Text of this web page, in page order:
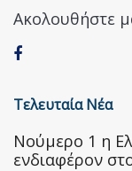
Ακολουθήστε
Τελευταία Νέα
Nούμερο 1 η
ενδιαφέρον